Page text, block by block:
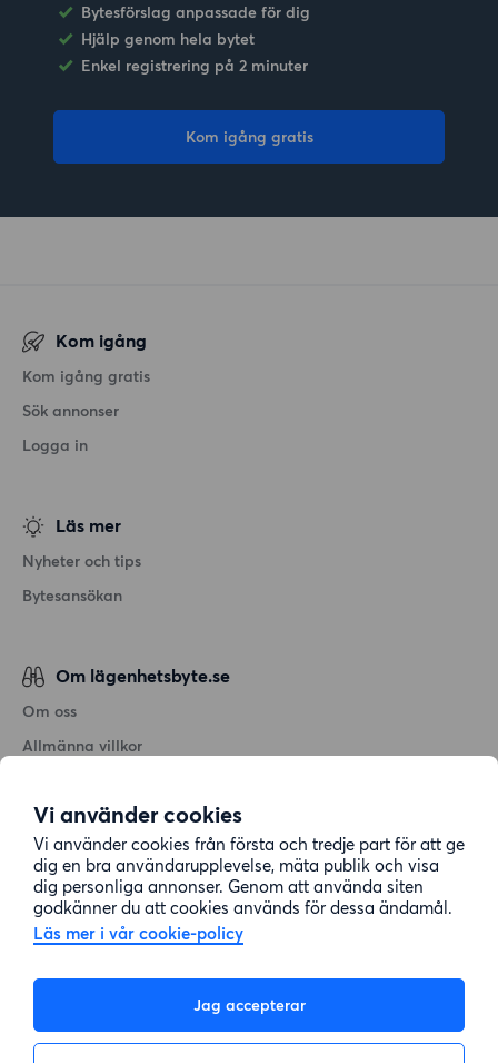
Vi använder cookies
Vi använder cookies från första och tredje part för att ge
dig en bra användarupplevelse, mäta publik och visa
dig personliga annonser. Genom att använda siten
godkänner du att cookies används för dessa ändamål.
Läs mer i vår cookie-policy
Jag accepterar
Bytesförslag anpassade för dig
Hjälp genom hela bytet
Enkel registrering på 2 minuter
Kom igång gratis
Kom igång
Kom igång gratis
Sök annonser
Logga in
Läs mer
Nyheter och tips
Bytesansökan
Om lägenhetsbyte.se
Om oss
Allmänna villkor
Cookiepolicy
Sitemap
Kundtjänst
08-22 00 90